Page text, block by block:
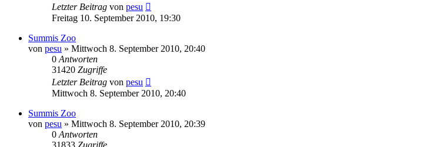
Letzter Beitrag von pesu
Freitag 10. September 2010, 19:30
Summis Zoo
von pesu » Mittwoch 8. September 2010, 20:40
0 Antworten
31420 Zugriffe
Letzter Beitrag von pesu
Mittwoch 8. September 2010, 20:40
Summis Zoo
von pesu » Mittwoch 8. September 2010, 20:39
0 Antworten
31833 Zugriffe